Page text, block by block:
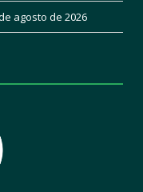
agosto de 2026